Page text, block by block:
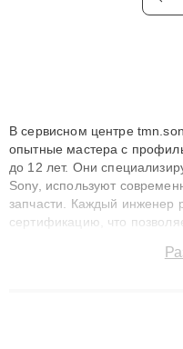
В сервисном центре
опытные мастера с
до 12 лет. Они
Sony, используют
запчасти. Каждый инженер
сертификацию, что
до 3 лет. Наши мастера